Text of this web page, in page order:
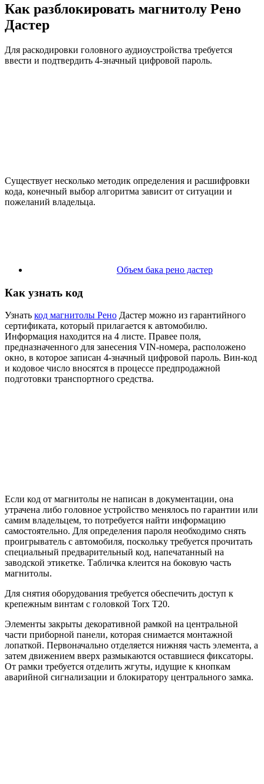
Как разблокировать магнитолу Рено
Дастер
Для раскодировки головного аудиоустройства требуется
ввести и подтвердить 4-значный цифровой пароль.
Существует несколько методик определения и расшифровки
кода, конечный выбор алгоритма зависит от ситуации и
пожеланий владельца.
Объем бака рено дастер
Как узнать код
Узнать код магнитолы Рено Дастер можно из гарантийного
сертификата, который прилагается к автомобилю.
Информация находится на 4 листе. Правее поля,
предназначенного для занесения VIN-номера, расположено
окно, в которое записан 4-значный цифровой пароль. Вин-код
и кодовое число вносятся в процессе предпродажной
подготовки транспортного средства.
Если код от магнитолы не написан в документации, она
утрачена либо головное устройство менялось по гарантии или
самим владельцем, то потребуется найти информацию
самостоятельно. Для определения пароля необходимо снять
проигрыватель с автомобиля, поскольку требуется прочитать
специальный предварительный код, напечатанный на
заводской этикетке. Табличка клеится на боковую часть
магнитолы.
Для снятия оборудования требуется обеспечить доступ к
крепежным винтам с головкой Torx Т20.
Элементы закрыты декоративной рамкой на центральной
части приборной панели, которая снимается монтажной
лопаткой. Первоначально отделяется нижняя часть элемента, а
затем движением вверх размыкаются оставшиеся фиксаторы.
От рамки требуется отделить жгуты, идущие к кнопкам
аварийной сигнализации и блокиратору центрального замка.